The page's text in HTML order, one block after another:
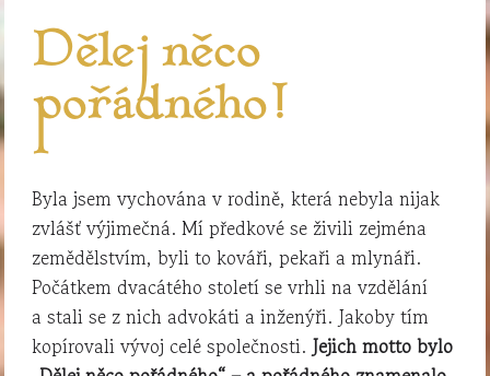
Dělej něco
pořádného!
Byla jsem vychována v rodině, která nebyla nijak
zvlášť výjimečná. Mí předkové se živili zejména
zemědělstvím, byli to kováři, pekaři a mlynáři.
Počátkem dvacátého století se vrhli na vzdělání
a stali se z nich advokáti a inženýři. Jakoby tím
kopírovali vývoj celé společnosti. Jejich motto bylo